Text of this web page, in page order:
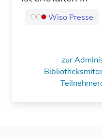
Wiso Presse
zur